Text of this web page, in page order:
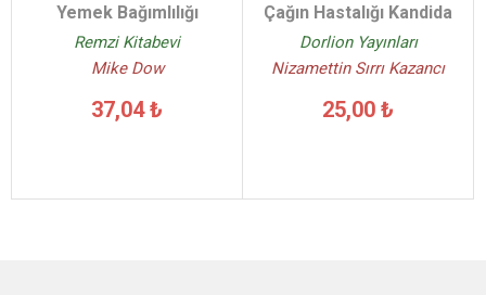
Yemek Bağımlılığı
Remzi Kitabevi
Mike Dow
37,04 ₺
Çağın Hastalığı Kandida
Dorlion Yayınları
Nizamettin Sırrı Kazancı
25,00 ₺